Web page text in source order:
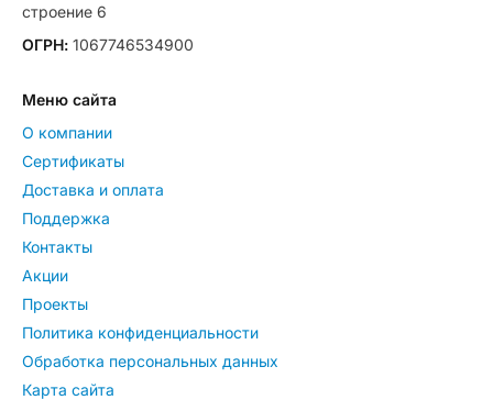
строение 6
ОГРН: 1067746534900
Меню сайта
О компании
Сертификаты
Доставка и оплата
Поддержка
Контакты
Акции
Проекты
Политика конфиденциальности
Обработка персональных данных
Карта сайта